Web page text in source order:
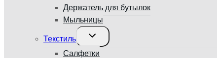
Держатель для бутылок
Мыльницы
Текстиль
Переключить
дочернее
меню
Салфетки